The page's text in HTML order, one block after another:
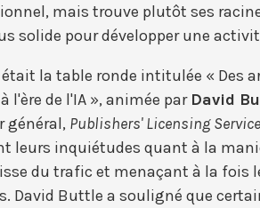
mais trouve plutôt ses
solide pour développer une
la table ronde intitulée « Des
l'ère de l'IA », animée par David
général, Publishers' Licensing
leurs inquiétudes quant à la
du trafic et menaçant à la fois
David Buttle a souligné que